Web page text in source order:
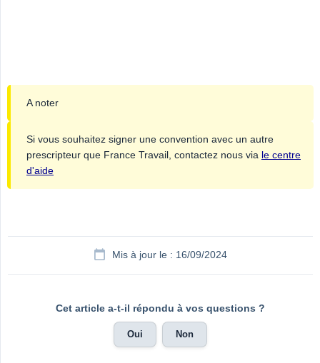
A noter
Si vous souhaitez signer une convention avec un autre
prescripteur que France Travail, contactez nous via le centre
d'aide
Mis à jour le : 16/09/2024
Cet article a-t-il répondu à vos questions ?
Oui Non